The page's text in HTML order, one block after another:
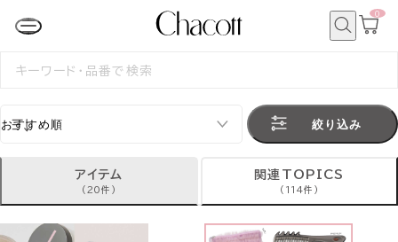
カ
0
検
絞り込み
アイテム
(20件)
関連TOPICS
(114件)